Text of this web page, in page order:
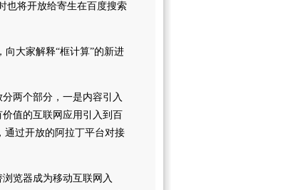
也将开放给寄生在百度搜索
向大家解释“框计算”的新进
两个部分，一是内容引入
值的互联网应用引入到百
通过开放的阿拉丁平台对接
览器成为移动互联网入